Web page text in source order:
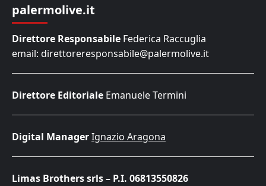
palermolive.it
Direttore Responsabile Federica Raccuglia
email: direttoreresponsabile@palermolive.it
Direttore Editoriale Emanuele Termini
Digital ManagerIgnazio Aragona
Limas Brothers srls – P.I. 06813550826